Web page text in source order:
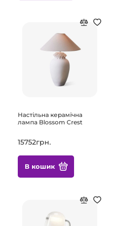
Настільна керамічна
лампа Blossom Crest
15752грн.
В кошик